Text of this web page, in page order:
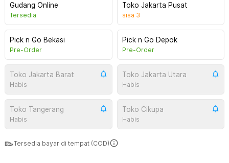
Gudang Online
Tersedia
Toko Jakarta Pusat
sisa 3
Pick n Go Bekasi
Pre-Order
Pick n Go Depok
Pre-Order
Toko Jakarta Barat
Habis
Toko Jakarta Utara
Habis
Toko Tangerang
Habis
Toko Cikupa
Habis
Tersedia bayar di tempat (COD)